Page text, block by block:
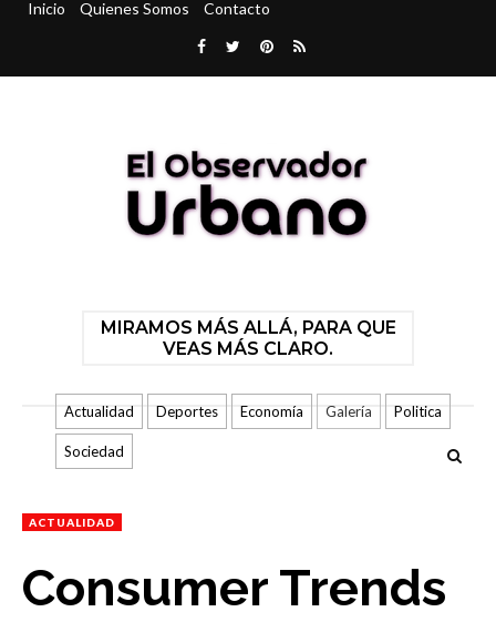
Inicio Quienes Somos Contacto
MIRAMOS MÁS ALLÁ, PARA QUE
VEAS MÁS CLARO.
Actualidad Deportes Economía Galería Politica
Sociedad
ACTUALIDAD
Consumer Trends